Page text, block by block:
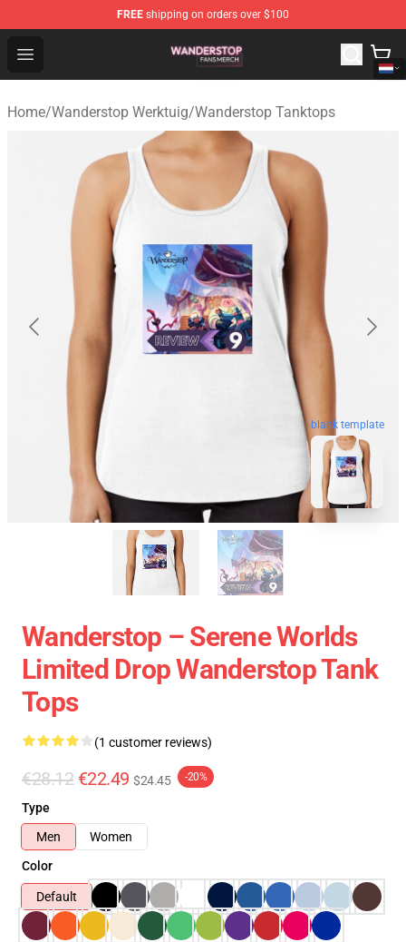
FREE shipping on orders over $100
Open menu
Wanderstop Shop - Official Wanderstop Merchandise
Home/Wanderstop Werktuig/Wanderstop Tanktops
blank template
Wanderstop – Serene Worlds
Limited Drop Wanderstop Tank
Tops
(1 customer reviews)
€28.12 €22.49 $24.45 -20%
Type
Men
Women
Color
Default